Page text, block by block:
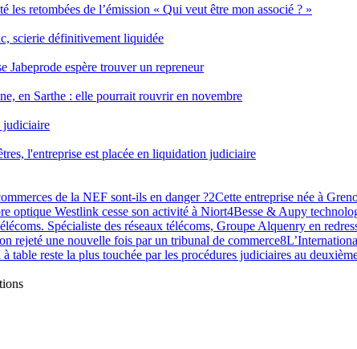
retombées de l’émission « Qui veut être mon associé ? »
scierie définitivement liquidée
Jabeprode espère trouver un repreneur
en Sarthe : elle pourrait rouvrir en novembre
judiciaire
l'entreprise est placée en liquidation judiciaire
de la NEF sont-ils en danger ?2Cette entreprise née à
optique Westlink cesse son activité à Niort4Besse & Aupy
Spécialiste des réseaux télécoms, Groupe Alquenry en
rejeté une nouvelle fois par un tribunal de commerce8
table reste la plus touchée par les procédures judiciaires au